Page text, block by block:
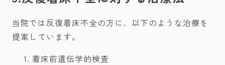
当院では反復着床不全の方に、以下のような治療を
提案しています。
着床前遺伝学的検査